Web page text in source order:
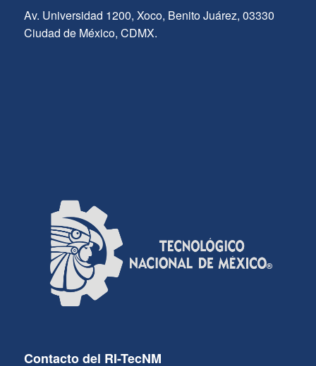
Av. Universidad 1200, Xoco, Benito Juárez, 03330
Ciudad de México, CDMX.
Contacto del RI-TecNM